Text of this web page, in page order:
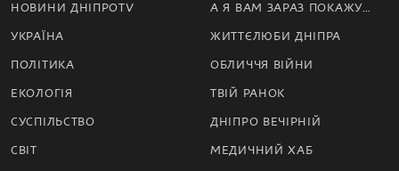
НОВИНИ ДНІПРОTV
УКРАЇНА
ПОЛІТИКА
ЕКОЛОГІЯ
СУСПІЛЬСТВО
СВІТ
А Я ВАМ ЗАРАЗ ПОКАЖУ…
ЖИТТЄЛЮБИ ДНІПРА
ОБЛИЧЧЯ ВІЙНИ
ТВІЙ РАНОК
ДНІПРО ВЕЧІРНІЙ
МЕДИЧНИЙ ХАБ